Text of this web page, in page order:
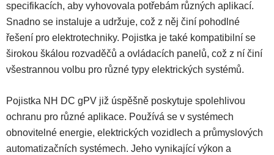
specifikacích, aby vyhovovala potřebám různých aplikací.
Snadno se instaluje a udržuje, což z něj činí pohodlné
řešení pro elektrotechniky. Pojistka je také kompatibilní se
širokou škálou rozvaděčů a ovládacích panelů, což z ní činí
všestrannou volbu pro různé typy elektrických systémů.
Pojistka NH DC gPV již úspěšně poskytuje spolehlivou
ochranu pro různé aplikace. Používá se v systémech
obnovitelné energie, elektrických vozidlech a průmyslových
automatizačních systémech. Jeho vynikající výkon a